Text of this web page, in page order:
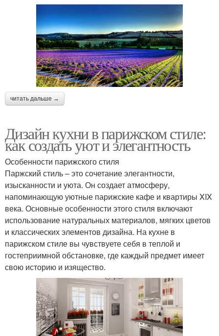
читать дальше →
Дизайн кухни в парижском стиле:
как создать уют и элегантность
Особенности парижского стиля
Паржский стиль – это сочетание элегантности,
изысканности и уюта. Он создает атмосферу,
напоминающую уютные парижские кафе и квартиры XIX
века. Основные особенности этого стиля включают
использование натуральных материалов, мягких цветов
и классических элементов дизайна. На кухне в
парижском стиле вы чувствуете себя в теплой и
гостеприимной обстановке, где каждый предмет имеет
свою историю и изящество.